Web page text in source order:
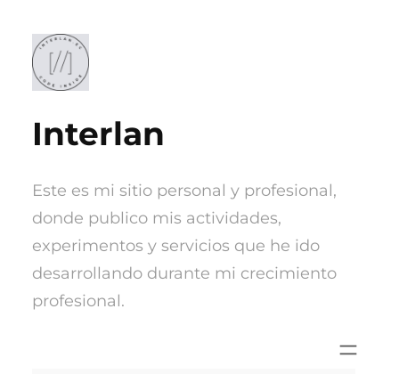
contenido
Interlan
Este es mi sitio personal y profesional,
donde publico mis actividades,
experimentos y servicios que he ido
desarrollando durante mi crecimiento
profesional.